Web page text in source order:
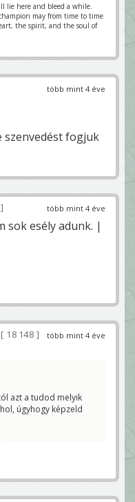
lie here and bleed a while.
may from time to time
the spirit, and the soul of
több mint 4 éve
szenvedést fogjuk
több mint 4 éve
sok esély adunk. |
több mint 4 éve
18 148
azt a tudod melyik
úgyhogy képzeld